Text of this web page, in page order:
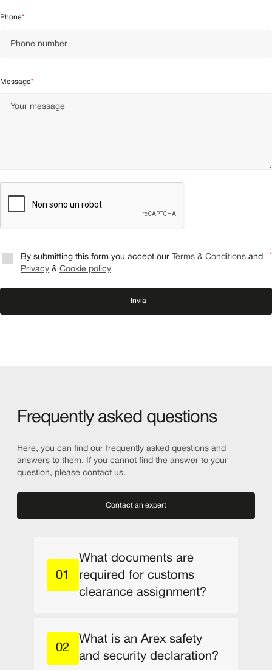
Phone
Message
By submitting this form you accept our Terms & Conditions and
Privacy & Cookie policy
Frequently asked questions
Here, you can find our frequently asked questions and
answers to them. If you cannot find the answer to your
question, please contact us.
Contact an expert
What documents are
required for customs
clearance assignment?
What is an Arex safety
and security declaration?